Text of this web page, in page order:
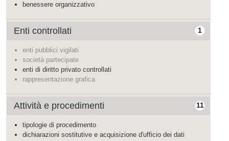
benessere organizzativo
1
Enti controllati
enti pubblici vigilati
società partecipate
enti di diritto privato controllati
rappresentazione grafica
11
Attività e procedimenti
tipologie di procedimento
dichiarazioni sostitutive e acquisizione d'ufficio dei dati